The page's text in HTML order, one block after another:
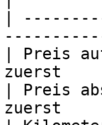
|
| Preis
zuerst
| Preis
zuerst